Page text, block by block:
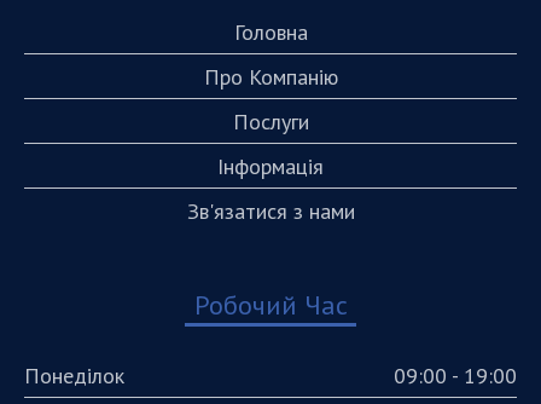
Головна
Про Компанію
Послуги
Інформація
Зв'язатися з нами
Робочий Час
Понеділок
09:00 - 19:00